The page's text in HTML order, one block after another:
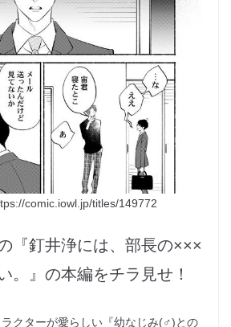
comic.iowl.jp/titles/149772
『釘井浄には、部長の×××
。』の本編をチラ見せ！
クターが愛らしい『幼なじみ(♂)との